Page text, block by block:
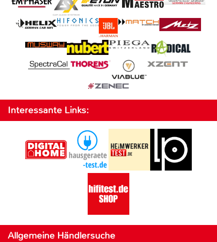
Interessante Links:
Allgemeine Händlersuche